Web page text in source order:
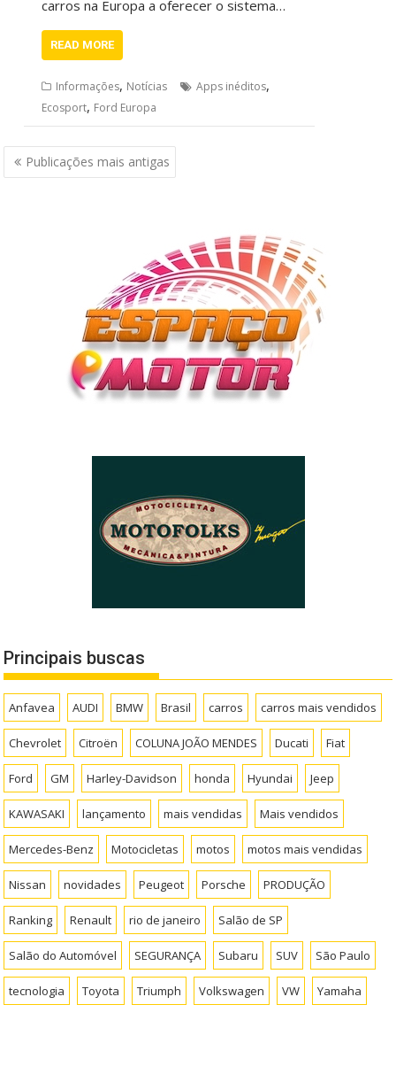
carros na Europa a oferecer o sistema…
READ MORE
Informações, Notícias Apps inéditos,
Ecosport, Ford Europa
Navegação
por
Publicações mais antigas
Principais buscas
Anfavea AUDI BMW Brasil carros carros mais vendidos
Chevrolet Citroën COLUNA JOÃO MENDES Ducati Fiat
Ford GM Harley-Davidson honda Hyundai Jeep
KAWASAKI lançamento mais vendidas Mais vendidos
Mercedes-Benz Motocicletas motos motos mais vendidas
Nissan novidades Peugeot Porsche PRODUÇÃO
Ranking Renault rio de janeiro Salão de SP
Salão do Automóvel SEGURANÇA Subaru SUV São Paulo
tecnologia Toyota Triumph Volkswagen VW Yamaha